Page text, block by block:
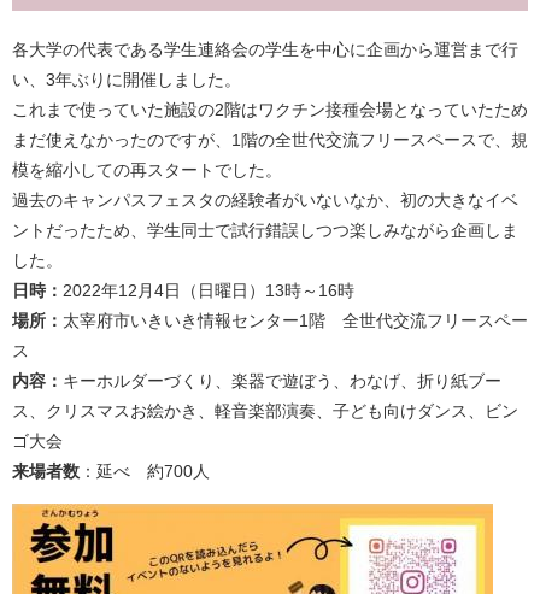
各大学の代表である学生連絡会の学生を中心に企画から運営まで行
い、3年ぶりに開催しました。
​これまで使っていた施設の2階はワクチン接種会場となっていたため
まだ使えなかったのですが、1階の全世代交流フリースペースで、規
模を縮小しての再スタートでした。
過去のキャンパスフェスタの経験者がいないなか、初の大きなイベ
ントだったため、学生同士で試行錯誤しつつ楽しみながら企画しま
した。
日時： 2022年12月4日（日曜日）13時～16時
場所： 太宰府市いきいき情報センター1階 全世代交流フリースペー
ス
内容： キーホルダーづくり、楽器で遊ぼう、わなげ、折り紙ブー
ス、クリスマスお絵かき、軽音楽部演奏、子ども向けダンス、ビン
ゴ大会
来場者数 ：延べ 約700人